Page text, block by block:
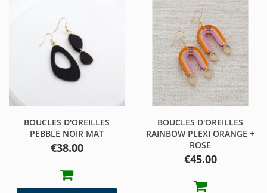
BOUCLES D'OREILLES
PEBBLE NOIR MAT
Price
€38.00
BOUCLES D'OREILLES
RAINBOW PLEXI ORANGE +
ROSE
Price
€45.00